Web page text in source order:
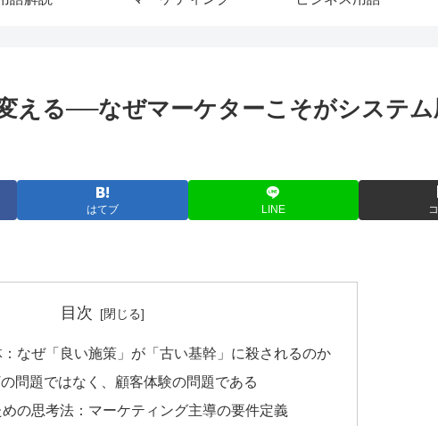
える──なぜマーケターこそがシステ
はてブ LINE
目次
なぜ「良い施策」が「古い基幹」に殺されるのか
の問題ではなく、顧客体験の問題である
の思考法：マーケティング主導の要件定義